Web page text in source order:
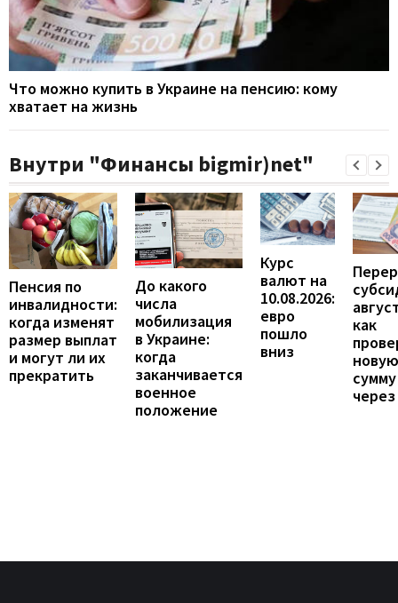
Что можно купить в Украине на пенсию: кому
хватает на жизнь
Внутри "Финансы bigmir)net"
Пенсия по
инвалидности:
когда изменят
размер выплат
и могут ли их
прекратить
До какого
числа
мобилизация
в Украине:
когда
заканчивается
военное
положение
Курс
валют на
10.08.2026:
евро
пошло
вниз
как
новую
сумму